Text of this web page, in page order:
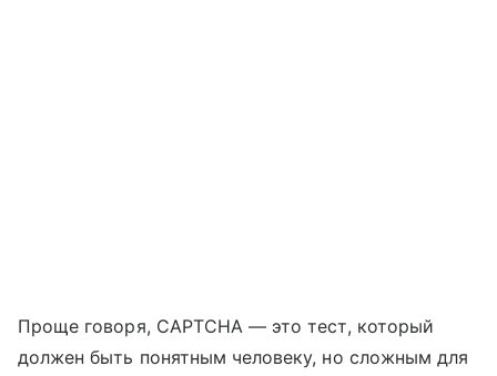
Проще говоря, CAPTCHA — это тест, который
должен быть понятным человеку, но сложным для